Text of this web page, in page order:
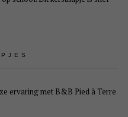
ervaring met B&B Pied à Terre